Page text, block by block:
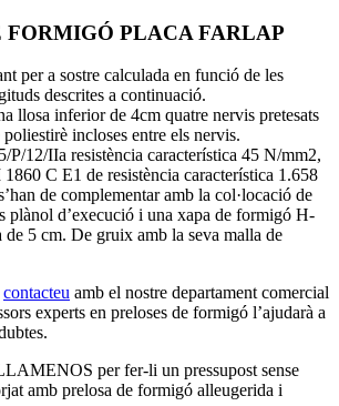
FORMIGÓ PLACA FARLAP
per a sostre calculada en funció de les
descrites a continuació.
llosa inferior de 4cm quatre nervis pretesats
incloses entre els nervis.
P/12/IIa resistència característica 45 N/mm2,
1860 C E1 de resistència característica 1.658
de complementar amb la col·locació de
plànol d’execució i una xapa de formigó H-
5 cm. De gruix amb la seva malla de
contacteu amb el nostre departament comercial
experts en preloses de formigó l’ajudarà a
per fer-li un pressupost sense
amb prelosa de formigó alleugerida i